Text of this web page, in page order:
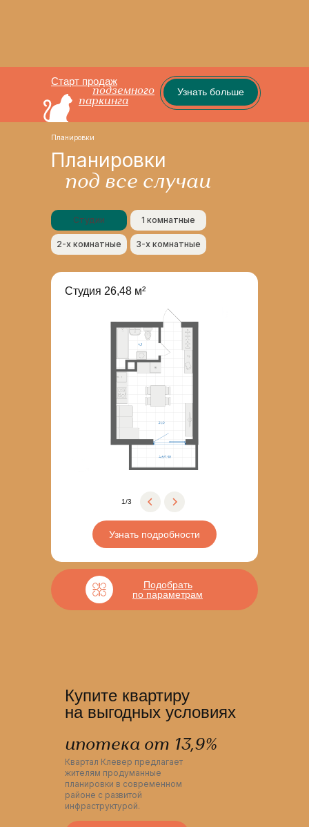
Узнать больше
подземного
паркинга
Старт продаж
Планировки
Планировки
под все случаи
Студии 1 комнатные
2-х комнатные 3-х комнатные
1/3
Подобрать
по параметрам
Студия 26,48 м²
Узнать подробности
Купите квартиру
на выгодных условиях
ипотека от 13,9%
Квартал Клевер предлагает
жителям продуманные
планировки в современном
районе с развитой
инфраструктурой.